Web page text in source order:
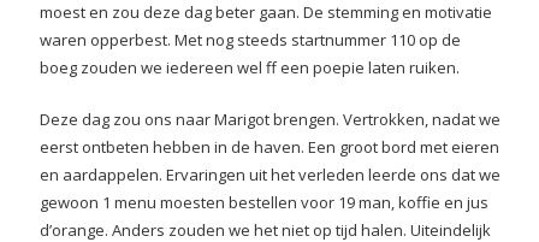
moest en zou deze dag beter gaan. De stemming en motivatie
waren opperbest. Met nog steeds startnummer 110 op de
boeg zouden we iedereen wel ff een poepie laten ruiken.
Deze dag zou ons naar Marigot brengen. Vertrokken, nadat we
eerst ontbeten hebben in de haven. Een groot bord met eieren
en aardappelen. Ervaringen uit het verleden leerde ons dat we
gewoon 1 menu moesten bestellen voor 19 man, koffie en jus
d’orange. Anders zouden we het niet op tijd halen. Uiteindelijk